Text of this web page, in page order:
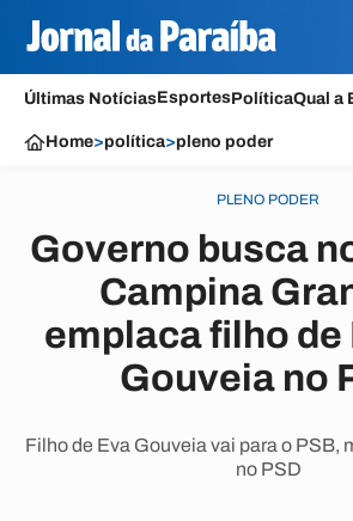
Últimas NotíciasEsportesPolíticaQual a
Home>política>pleno poder
PLENO PODER
Governo busca
Campina
emplaca filho de
Gouveia no
Filho de Eva Gouveia vai para o PSB,
no PSD